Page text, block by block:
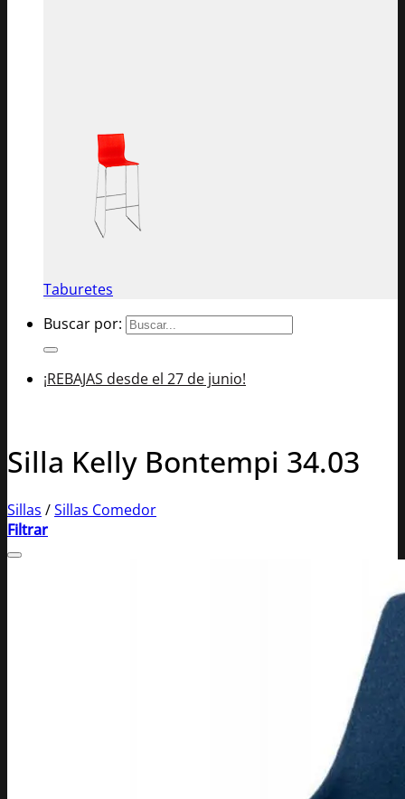
Taburetes
Buscar por:
¡REBAJAS desde el 27 de junio!
Silla Kelly Bontempi 34.03
Sillas /Sillas Comedor
Filtrar